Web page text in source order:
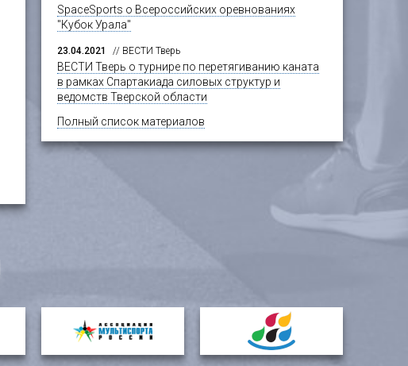
SpaceSports о Всероссийских оревнованиях
"Кубок Урала"
23.04.2021 // ВЕСТИ Тверь
ВЕСТИ Тверь о турнире по перетягиванию каната
в рамках Спартакиада силовых структур и
ведомств Тверской области
Полный список материалов